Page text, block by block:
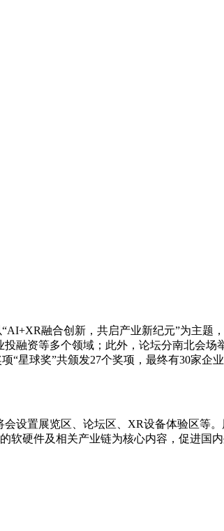
融合创新，共启产业新纪元”为主题，
融资等多个领域；此外，论坛分南北会场
星球奖”共颁发27个奖项，最终有30家企
会设置展览区、论坛区、XR设备体验区等
软硬件及相关产业链为核心内容，促进国